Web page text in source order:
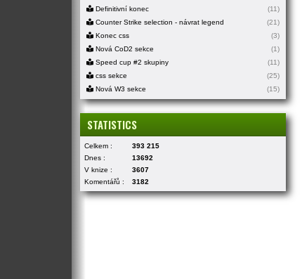
Definitivní konec
(11)
Counter Strike selection - návrat legend
(21)
Konec css
(3)
Nová CoD2 sekce
(1)
Speed cup #2 skupiny
(11)
css sekce
(25)
Nová W3 sekce
(15)
STATISTICS
Celkem :
393 215
Dnes :
13692
V knize :
3607
Komentářů :
3182